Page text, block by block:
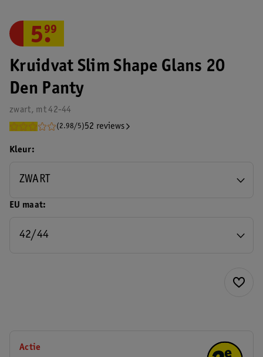
Kruidvat Slim Shape Glans 20
Den Panty
zwart, mt 42-44
(2.98/5)52 reviews
5.
99
EU maat
42/44
Kleur
ZWART
Actie